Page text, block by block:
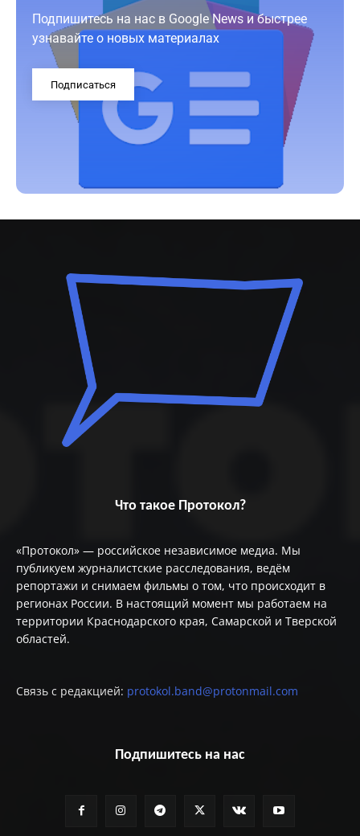
Подпишитесь на нас в Google News и быстрее
узнавайте о новых материалах
Подписаться
Что такое Протокол?
«Протокол» — российское независимое медиа. Мы
публикуем журналистские расследования, ведём
репортажи и снимаем фильмы о том, что происходит в
регионах России. В настоящий момент мы работаем на
территории Краснодарского края, Самарской и Тверской
областей.
Связь с редакцией: protokol.band@protonmail.com
Подпишитесь на нас